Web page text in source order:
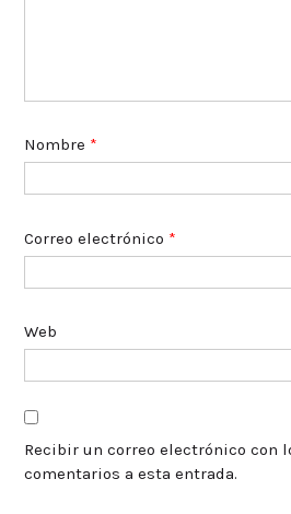
Nombre *
Correo electrónico *
Web
Recibir un correo electrónico con
comentarios a esta entrada.